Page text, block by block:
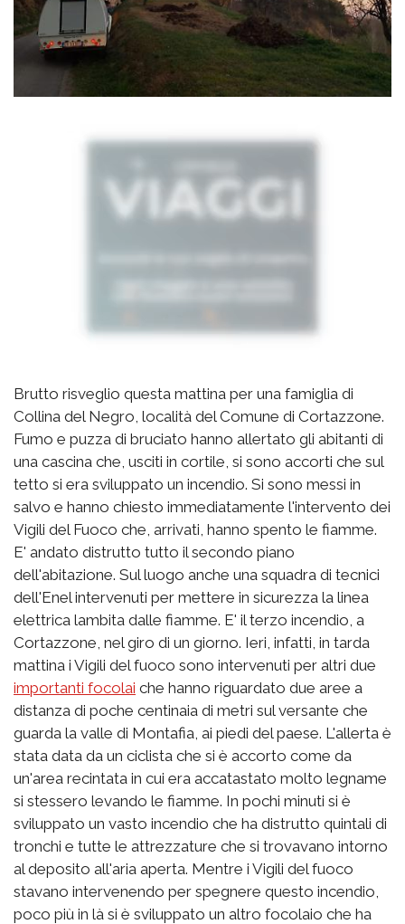
Brutto risveglio questa mattina per una famiglia di
Collina del Negro, località del Comune di Cortazzone.
Fumo e puzza di bruciato hanno allertato gli abitanti di
una cascina che, usciti in cortile, si sono accorti che sul
tetto si era sviluppato un incendio. Si sono messi in
salvo e hanno chiesto immediatamente l'intervento dei
Vigili del Fuoco che, arrivati, hanno spento le fiamme.
E' andato distrutto tutto il secondo piano
dell'abitazione. Sul luogo anche una squadra di tecnici
dell'Enel intervenuti per mettere in sicurezza la linea
elettrica lambita dalle fiamme. E' il terzo incendio, a
Cortazzone, nel giro di un giorno. Ieri, infatti, in tarda
mattina i Vigili del fuoco sono intervenuti per altri due
importanti focolai che hanno riguardato due aree a
distanza di poche centinaia di metri sul versante che
guarda la valle di Montafia, ai piedi del paese. L'allerta è
stata data da un ciclista che si è accorto come da
un'area recintata in cui era accatastato molto legname
si stessero levando le fiamme. In pochi minuti si è
sviluppato un vasto incendio che ha distrutto quintali di
tronchi e tutte le attrezzature che si trovavano intorno
al deposito all'aria aperta. Mentre i Vigili del fuoco
stavano intervenendo per spegnere questo incendio,
poco più in là si è sviluppato un altro focolaio che ha